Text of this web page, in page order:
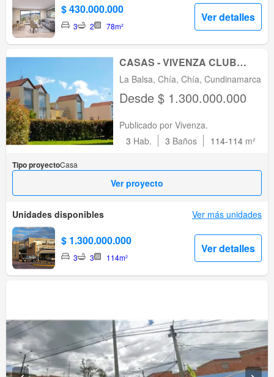
$ 430.000.000
3 2 78m²
Ver detalles
CASAS - VIVENZA CLUB
RESIDENCIAL
La Balsa, Chía, Chía, Cundinamarca
Desde $ 1.300.000.000
Publicado por Vivenza.
3 Hab. 3 Baños 114-114 m²
Tipo proyectoCasa
Ver proyecto
Unidades disponibles Ver más unidades
$ 1.300.000.000
3 3 114m²
Ver detalles